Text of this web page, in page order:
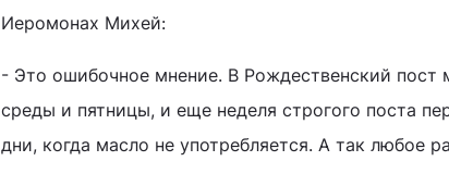
Иеромонах Михей:
- Это ошибочное мнение. В Рождественский пост
среды и пятницы, и еще неделя строгого поста
дни, когда масло не употребляется. А так любое